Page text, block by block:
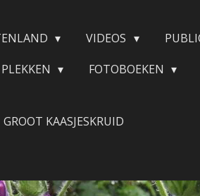
VIDEOS
FOTOBOEKEN
GROOT KAASJESKRUID